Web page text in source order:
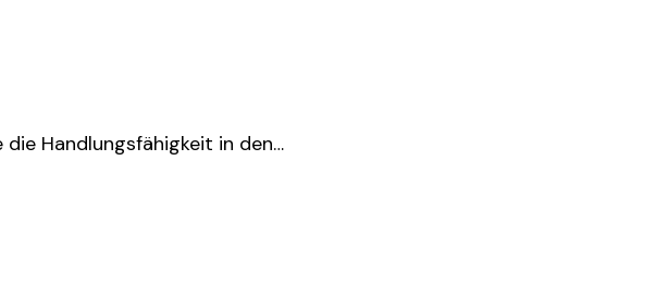
Handlungsfähigkeit in den…